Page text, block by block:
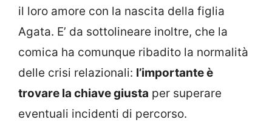
il loro amore con la nascita della figlia
Agata. E’ da sottolineare inoltre, che la
comica ha comunque ribadito la normalità
delle crisi relazionali: l’importante è
trovare la chiave giusta per superare
eventuali incidenti di percorso.